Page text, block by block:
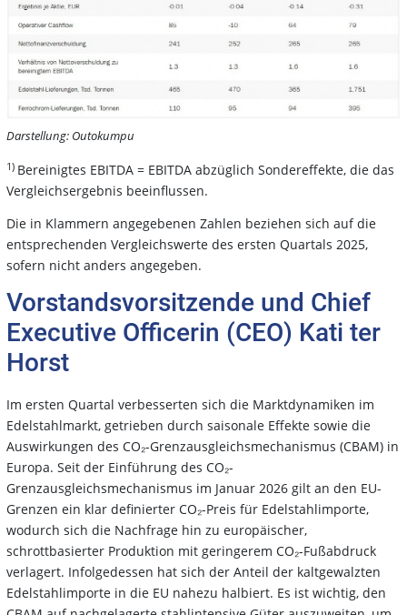
Darstellung: Outokumpu
1) Bereinigtes EBITDA = EBITDA abzüglich Sondereffekte, die das
Vergleichsergebnis beeinflussen.
Die in Klammern angegebenen Zahlen beziehen sich auf die
entsprechenden Vergleichswerte des ersten Quartals 2025,
sofern nicht anders angegeben.
Vorstandsvorsitzende und Chief
Executive Officerin (CEO) Kati ter
Horst
Im ersten Quartal verbesserten sich die Marktdynamiken im
Edelstahlmarkt, getrieben durch saisonale Effekte sowie die
Auswirkungen des CO₂-Grenzausgleichsmechanismus (CBAM) in
Europa. Seit der Einführung des CO₂-
Grenzausgleichsmechanismus im Januar 2026 gilt an den EU-
Grenzen ein klar definierter CO₂-Preis für Edelstahlimporte,
wodurch sich die Nachfrage hin zu europäischer,
schrottbasierter Produktion mit geringerem CO₂-Fußabdruck
verlagert. Infolgedessen hat sich der Anteil der kaltgewalzten
Edelstahlimporte in die EU nahezu halbiert. Es ist wichtig, den